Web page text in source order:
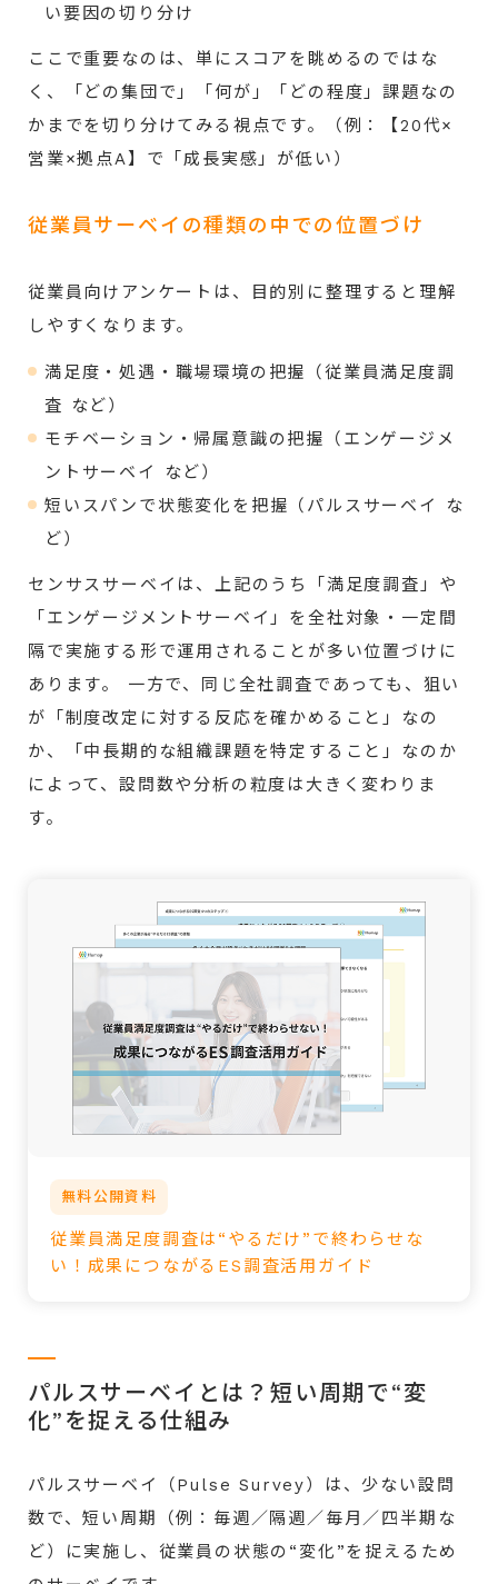
い要因の切り分け
ここで重要なのは、単にスコアを眺めるのではな
く、「どの集団で」「何が」「どの程度」課題なの
かまでを切り分けてみる視点です。（例：【20代×
営業×拠点A】で「成長実感」が低い）
従業員サーベイの種類の中での位置づけ
従業員向けアンケートは、目的別に整理すると理解
しやすくなります。
満足度・処遇・職場環境の把握（従業員満足度調
査 など）
モチベーション・帰属意識の把握（エンゲージメ
ントサーベイ など）
短いスパンで状態変化を把握（パルスサーベイ な
ど）
センサスサーベイは、上記のうち「満足度調査」や
「エンゲージメントサーベイ」を全社対象・一定間
隔で実施する形で運用されることが多い位置づけに
あります。 一方で、同じ全社調査であっても、狙い
が「制度改定に対する反応を確かめること」なの
か、「中長期的な組織課題を特定すること」なのか
によって、設問数や分析の粒度は大きく変わりま
す。
無料公開資料
従業員満足度調査は“やるだけ”で終わらせな
い！成果につながるES調査活用ガイド
パルスサーベイとは？短い周期で“変
化”を捉える仕組み
パルスサーベイ（Pulse Survey）は、少ない設問
数で、短い周期（例：毎週／隔週／毎月／四半期な
ど）に実施し、従業員の状態の“変化”を捉えるため